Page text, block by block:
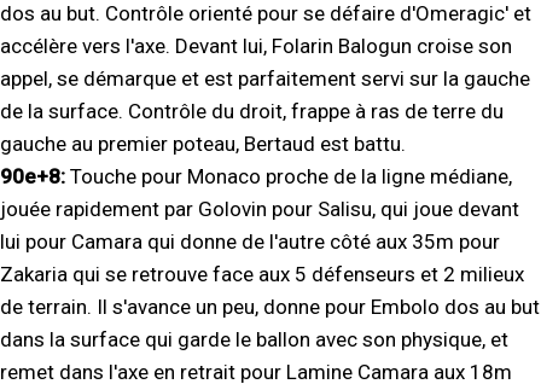
dos au but. Contrôle orienté pour se défaire d'Omeragic' et
accélère vers l'axe. Devant lui, Folarin Balogun croise son
appel, se démarque et est parfaitement servi sur la gauche
de la surface. Contrôle du droit, frappe à ras de terre du
gauche au premier poteau, Bertaud est battu.
90e+8: Touche pour Monaco proche de la ligne médiane,
jouée rapidement par Golovin pour Salisu, qui joue devant
lui pour Camara qui donne de l'autre côté aux 35m pour
Zakaria qui se retrouve face aux 5 défenseurs et 2 milieux
de terrain. Il s'avance un peu, donne pour Embolo dos au but
dans la surface qui garde le ballon avec son physique, et
remet dans l'axe en retrait pour Lamine Camara aux 18m